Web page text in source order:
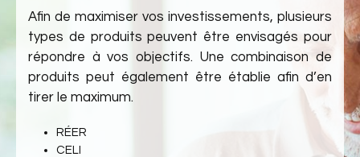
Afin de maximiser vos investissements, plusieurs
types de produits peuvent être envisagés pour
répondre à vos objectifs. Une combinaison de
produits peut également être établie afin d’en
tirer le maximum.
RÉER
CELI